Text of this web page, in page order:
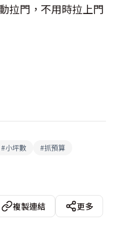
拉門，不用時拉上門
#小坪數 #抓預算
複製連結
更多